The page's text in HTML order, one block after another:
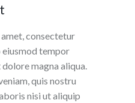
consectetur
eiusmod tempor
magna aliqua.
quis nostru
nisi ut aliquip